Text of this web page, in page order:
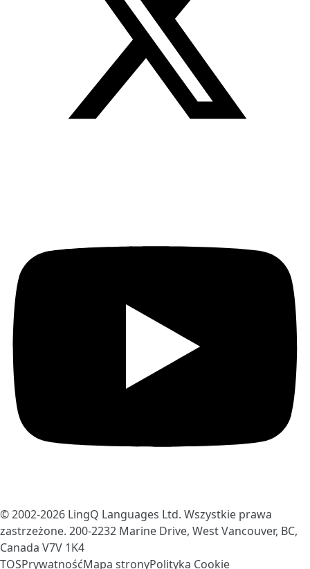
© 2002-2026 LingQ Languages Ltd. Wszystkie prawa
zastrzeżone. 200-2232 Marine Drive, West Vancouver, BC,
Canada V7V 1K4
TOSPrywatnośćMapa stronyPolityka Cookie